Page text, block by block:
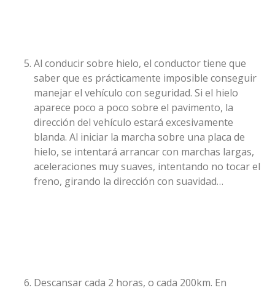
Al conducir sobre hielo, el conductor tiene que
saber que es prácticamente imposible conseguir
manejar el vehículo con seguridad. Si el hielo
aparece poco a poco sobre el pavimento, la
dirección del vehículo estará excesivamente
blanda. Al iniciar la marcha sobre una placa de
hielo, se intentará arrancar con marchas largas,
aceleraciones muy suaves, intentando no tocar el
freno, girando la dirección con suavidad…
Descansar cada 2 horas, o cada 200km. En